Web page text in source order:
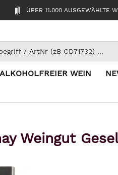
ÜBER 11.000 AUSGEWÄHLTE
ALKOHOLFREIER WEIN
Weingut